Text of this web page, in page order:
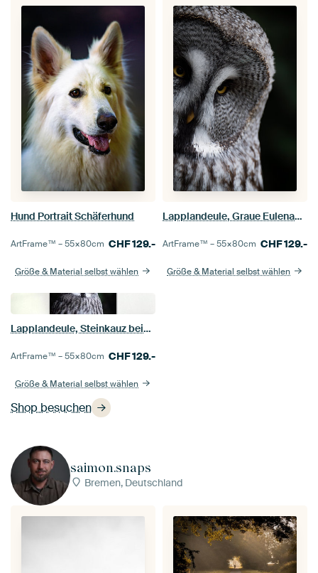
Shop besuchen
Hund Portrait Schäferhund
ArtFrame™ –55×80cm CHF129.-
Größe & Material selbst wählen
Lapplandeule, Graue Eulenaugen
ArtFrame™ –55×80cm CHF129.-
Größe & Material selbst wählen
Lapplandeule, Steinkauz beim Beobachten und Lauschen seiner Beute
ArtFrame™ –55×80cm CHF129.-
Größe & Material selbst wählen
saimon.snaps
Bremen, Deutschland